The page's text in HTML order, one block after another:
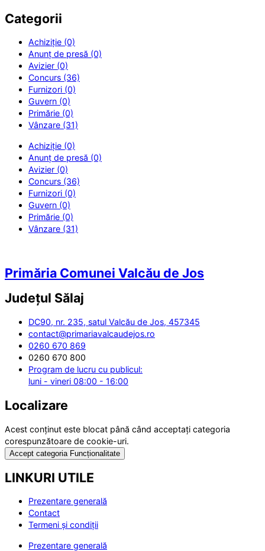
Categorii
Achiziție (0)
Anunț de presă (0)
Avizier (0)
Concurs (36)
Furnizori (0)
Guvern (0)
Primărie (0)
Vânzare (31)
Achiziție (0)
Anunț de presă (0)
Avizier (0)
Concurs (36)
Furnizori (0)
Guvern (0)
Primărie (0)
Vânzare (31)
Primăria Comunei Valcău de Jos
Județul Sălaj
DC90, nr. 235, satul Valcău de Jos, 457345
contact@primariavalcaudejos.ro
0260 670 869
0260 670 800
Program de lucru cu publicul:
luni - vineri 08:00 - 16:00
Localizare
Acest conținut este blocat până când acceptați categoria
corespunzătoare de cookie-uri.
Accept categoria Funcționalitate
LINKURI UTILE
Prezentare generală
Contact
Termeni și condiții
Prezentare generală